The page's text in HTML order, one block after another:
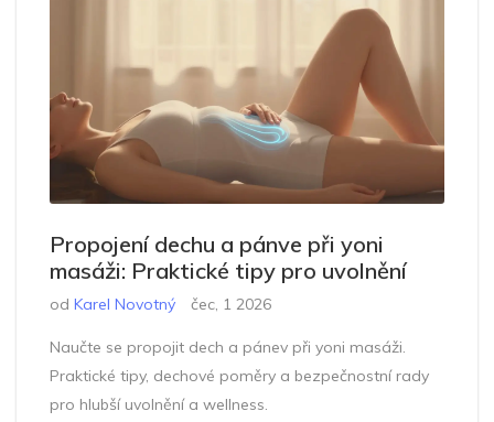
Propojení dechu a pánve při yoni
masáži: Praktické tipy pro uvolnění
od Karel Novotný čec, 1 2026
Naučte se propojit dech a pánev při yoni masáži.
Praktické tipy, dechové poměry a bezpečnostní rady
pro hlubší uvolnění a wellness.